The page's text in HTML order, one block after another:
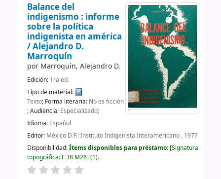
Balance del
indigenismo : informe
sobre la política
indigenista en américa
/Alejandro D.
Marroquín
por Marroquín, Alejandro D.
Edición: 1ra ed.
Tipo de material:
Texto; Forma literaria: No es ficción
; Audiencia: Especializado;
Idioma: Español
Editor: México D.F.: Instituto Indigenista Interamericano , 1977
Disponibilidad:Ítems disponibles para préstamo: Signatura
topográfica: F 38 M26 (1).